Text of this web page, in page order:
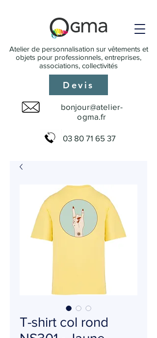
Atelier de personnalisation sur vêtements et
objets pour professionnels, entreprises,
associations, collectivités
bonjour@atelier-
ogma.fr
03 80 71 65 37
Devis
T-shirt col rond